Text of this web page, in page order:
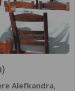
Alefkandra,